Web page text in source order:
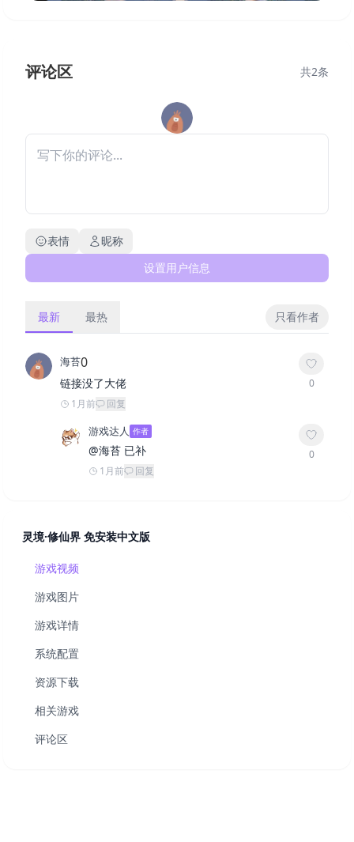
评论区 共2条
表情
昵称
设置用户信息
最新 最热 只看作者
海苔0
链接没了大佬
1月前 回复
0
游戏达人 作者
@海苔 已补
1月前 回复
0
灵境·修仙界 免安装中文版
游戏视频
游戏图片
游戏详情
系统配置
资源下载
相关游戏
评论区